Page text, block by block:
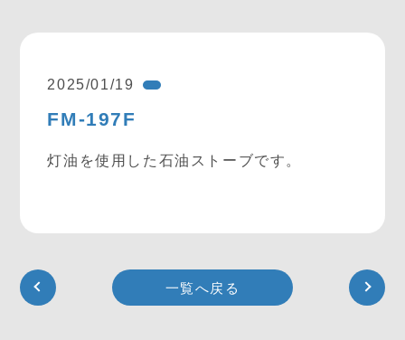
2025/01/19
FM-197F
灯油を使用した石油ストーブです。
一覧へ戻る